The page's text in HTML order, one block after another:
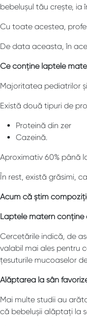
bebelușul tău crește,
Cu toate acestea,
De data aceasta, în
Ce conține laptele
Majoritatea pediatrilor
Există două tipuri de
Proteină din zer
Cazeină.
Aproximativ 60% până
În rest, există grăsimi,
Acum că știm
Laptele matern conține
Cercetările indică, de
valabil mai ales pentru
țesuturile mucoaselor
Alăptarea la sân
Mai multe studii au
că bebelușii alăptați la